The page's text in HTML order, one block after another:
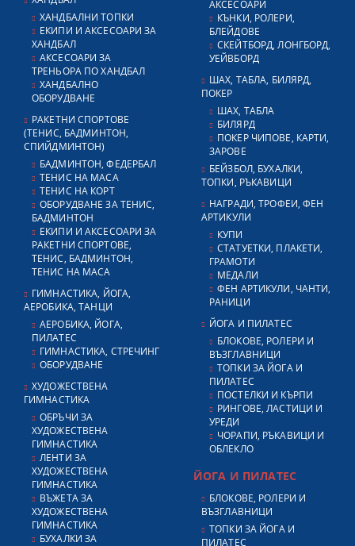
ХАНДБАЛНИ ТОПКИ
ЕКИПИ И АКСЕСОАРИ ЗА
ХАНДБАЛ
АКСЕСОАРИ ЗА
ТРЕНЬОРА ПО ХАНДБАЛ
ХАНДБАЛНО
ОБОРУДВАНЕ
РАКЕТНИ СПОРТОВЕ
(ТЕНИС, БАДМИНТОН,
СПИЙДМИНТОН)
БАДМИНТОН, ФЕДЕРБАЛ
ТЕНИС НА МАСА
ТЕНИС НА КОРТ
ОБОРУДВАНЕ ЗА ТЕНИС,
БАДМИНТОН
ЕКИПИ И АКСЕСОАРИ ЗА
РАКЕТНИ СПОРТОВЕ,
ТЕНИС, БАДМИНТОН,
ТЕНИС НА МАСА
ГИМНАСТИКА, ЙОГА,
АЕРОБИКА, ТАНЦИ
АЕРОБИКА, ЙОГА,
ПИЛАТЕС
ГИМНАСТИКА, СТРЕЧИНГ
ОБОРУДВАНЕ
ХУДОЖЕСТВЕНА
ГИМНАСТИКА
ОБРЪЧИ ЗА
ХУДОЖЕСТВЕНА
ГИМНАСТИКА
ЛЕНТИ ЗА
ХУДОЖЕСТВЕНА
ГИМНАСТИКА
ВЪЖЕТА ЗА
ХУДОЖЕСТВЕНА
ГИМНАСТИКА
БУХАЛКИ ЗА
АКСЕСОАРИ
КЪНКИ, РОЛЕРИ,
БЛЕЙДОВЕ
СКЕЙТБОРД, ЛОНГБОРД,
УЕЙВБОРД
ШАХ, ТАБЛА, БИЛЯРД,
ПОКЕР
ШАХ, ТАБЛА
БИЛЯРД
ПОКЕР ЧИПОВЕ, КАРТИ,
ЗАРОВЕ
БЕЙЗБОЛ, БУХАЛКИ,
ТОПКИ, РЪКАВИЦИ
НАГРАДИ, ТРОФЕИ, ФЕН
АРТИКУЛИ
КУПИ
СТАТУЕТКИ, ПЛАКЕТИ,
ГРАМОТИ
МЕДАЛИ
ФЕН АРТИКУЛИ, ЧАНТИ,
РАНИЦИ
ЙОГА И ПИЛАТЕС
БЛОКОВЕ, РОЛЕРИ И
ВЪЗГЛАВНИЦИ
ТОПКИ ЗА ЙОГА И
ПИЛАТЕС
ПОСТЕЛКИ И КЪРПИ
РИНГОВЕ, ЛАСТИЦИ И
УРЕДИ
ЧОРАПИ, РЪКАВИЦИ И
ОБЛЕКЛО
ЙОГА И ПИЛАТЕС
БЛОКОВЕ, РОЛЕРИ И
ВЪЗГЛАВНИЦИ
ТОПКИ ЗА ЙОГА И
ПИЛАТЕС